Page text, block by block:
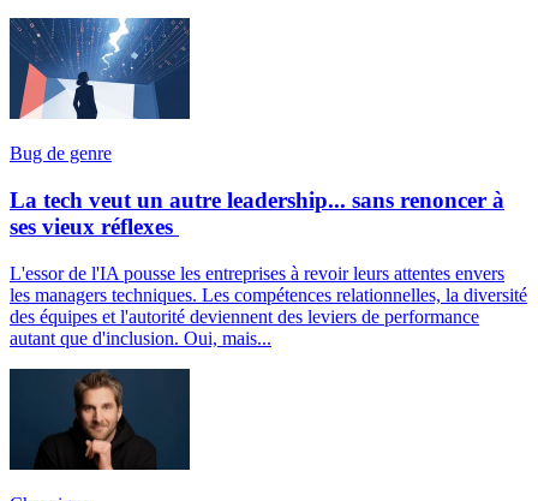
Bug de genre
La tech veut un autre leadership... sans renoncer à
ses vieux réflexes
L'essor de l'IA pousse les entreprises à revoir leurs attentes envers
les managers techniques. Les compétences relationnelles, la diversité
des équipes et l'autorité deviennent des leviers de performance
autant que d'inclusion. Oui, mais...